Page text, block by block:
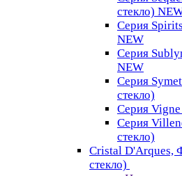
стекло)
Серия
NEW
Серия
NEW
Серия
стекло)
Серия Vigne
Серия
стекло)
Cristal D'Arques,
стекло)